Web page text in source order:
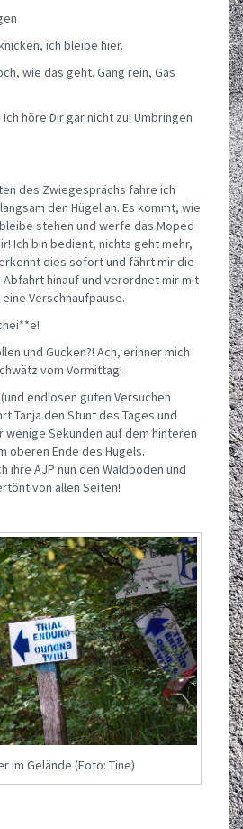
ich bleibe hier.
wie das geht. Gang rein, Gas
höre Dir gar nicht zu! Umbringen
des Zwiegesprächs fahre ich
den Hügel an. Es kommt, wie
stehen und werfe das Moped
Ich bin bedient, nichts geht mehr,
dies sofort und fährt mir die
hinauf und verordnet mir mit
Verschnaufpause.
und Gucken?! Ach, erinner mich
vom Vormittag!
endlosen guten Versuchen
Tanja den Stunt des Tages und
Sekunden auf dem hinteren
oberen Ende des Hügels.
ihre AJP nun den Waldboden und
von allen Seiten!
im Gelände (Foto: Tine)